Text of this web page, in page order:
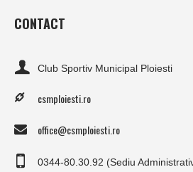
CONTACT
Club Sportiv Municipal Ploiesti
csmploiesti.ro
office@csmploiesti.ro
0344-80.30.92 (Sediu